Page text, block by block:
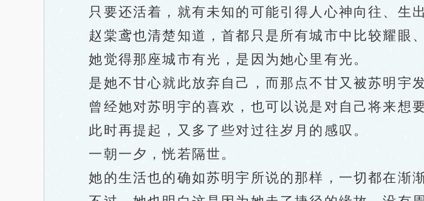
只要还活着，就有未知的可能引得人心神向往、生出
赵棠鸢也清楚知道，首都只是所有城市中比较耀眼、
她觉得那座城市有光，是因为她心里有光。
是她不甘心就此放弃自己，而那点不甘又被苏明宇发
曾经她对苏明宇的喜欢，也可以说是对自己将来想要
此时再提起，又多了些对过往岁月的感叹。
一朝一夕，恍若隔世。
她的生活也的确如苏明宇所说的那样，一切都在渐渐